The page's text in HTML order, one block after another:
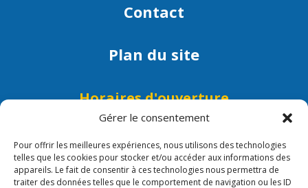
Gérer le consentement
Pour offrir les meilleures expériences, nous utilisons des technologies
telles que les cookies pour stocker et/ou accéder aux informations des
appareils. Le fait de consentir à ces technologies nous permettra de
traiter des données telles que le comportement de navigation ou les ID
Contact
Plan du site
Horaires d'ouverture
Lundi, mardi, mercredi, jeudi et
Lundi, mercredi et vendredi :
15h - 17h30